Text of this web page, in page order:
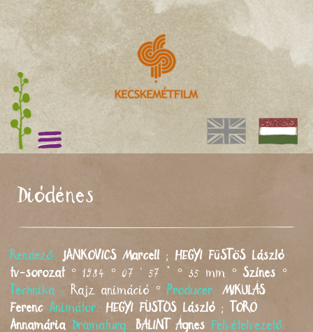
Diódénes
Rendező: JANKOVICS Marcell ; HEGYI FüSTöS László
tv-sorozat° 1984 ° 07 ' 57 " ° 35 mm ° Színes °
Technika : Rajz animáció ° Producer:MIKULÁS
Ferenc Animátor: HEGYI FÜSTÖS László ;
TORÓ
Annamária Dramaturg: BÁLINT Ágnes Felvételvezető: